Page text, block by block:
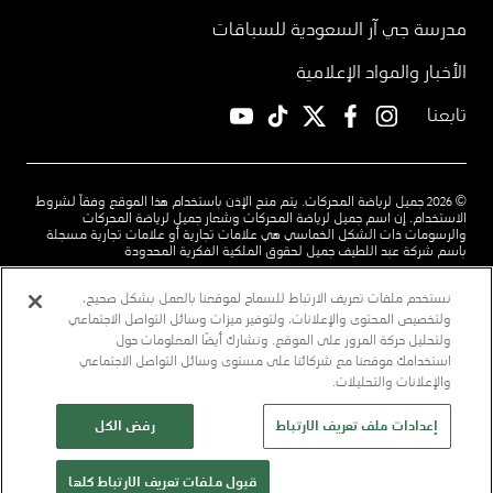
مدرسة جي آر السعودية للسباقات
الأخبار والمواد الإعلامية
تابعنا
instagram
facebook
twitter
TikTok
© 2026 جميل لرياضة المحركات. يتم منح الإذن باستخدام هذا الموقع وفقاً لشروط
الاستخدام. إن اسم جميل لرياضة المحركات وشعار جميل لرياضة المحركات
والرسومات ذات الشكل الخماسي هي علامات تجارية أو علامات تجارية مسجلة
باسم شركة عبد اللطيف جميل لحقوق الملكية الفكرية المحدودة
قم بتنزيل تطبيق رؤى لدينا تابعنا
alj.com
jimco.com
نستخدم ملفات تعريف الارتباط للسماح لموقعنا بالعمل بشكل صحيح،
ولتخصيص المحتوى والإعلانات، ولتوفير ميزات وسائل التواصل الاجتماعي
ولتحليل حركة المرور على الموقع. ونشارك أيضًا المعلومات حول
استخدامك موقعنا مع شركائنا على مستوى وسائل التواصل الاجتماعي
والإعلانات والتحليلات.
إعدادات ملف تعريف الارتباط
رفض الكل
قبول ملفات تعريف الارتباط كلها